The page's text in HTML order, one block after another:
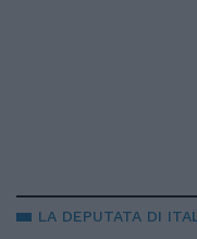
LA DEPUTATA DI